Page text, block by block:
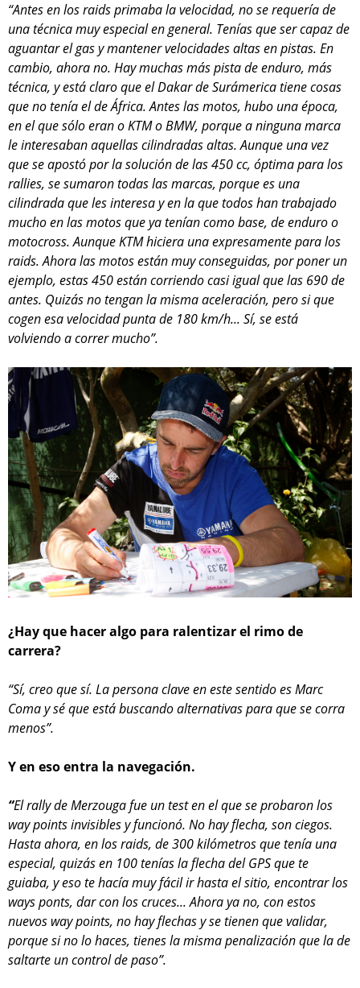
“Antes en los raids primaba la velocidad, no se requería de
una técnica muy especial en general. Tenías que ser capaz de
aguantar el gas y mantener velocidades altas en pistas. En
cambio, ahora no. Hay muchas más pista de enduro, más
técnica, y está claro que el Dakar de Surámerica tiene cosas
que no tenía el de África. Antes las motos, hubo una época,
en el que sólo eran o KTM o BMW, porque a ninguna marca
le interesaban aquellas cilindradas altas. Aunque una vez
que se apostó por la solución de las 450 cc, óptima para los
rallies, se sumaron todas las marcas, porque es una
cilindrada que les interesa y en la que todos han trabajado
mucho en las motos que ya tenían como base, de enduro o
motocross. Aunque KTM hiciera una expresamente para los
raids. Ahora las motos están muy conseguidas, por poner un
ejemplo, estas 450 están corriendo casi igual que las 690 de
antes. Quizás no tengan la misma aceleración, pero si que
cogen esa velocidad punta de 180 km/h... Sí, se está
volviendo a correr mucho”.
¿Hay que hacer algo para ralentizar el rimo de
carrera?
“Sí, creo que sí. La persona clave en este sentido es Marc
Coma y sé que está buscando alternativas para que se corra
menos”.
Y en eso entra la navegación.
“El rally de Merzouga fue un test en el que se probaron los
way points invisibles y funcionó. No hay flecha, son ciegos.
Hasta ahora, en los raids, de 300 kilómetros que tenía una
especial, quizás en 100 tenías la flecha del GPS que te
guiaba, y eso te hacía muy fácil ir hasta el sitio, encontrar los
ways ponts, dar con los cruces... Ahora ya no, con estos
nuevos way points, no hay flechas y se tienen que validar,
porque si no lo haces, tienes la misma penalización que la de
saltarte un control de paso”.